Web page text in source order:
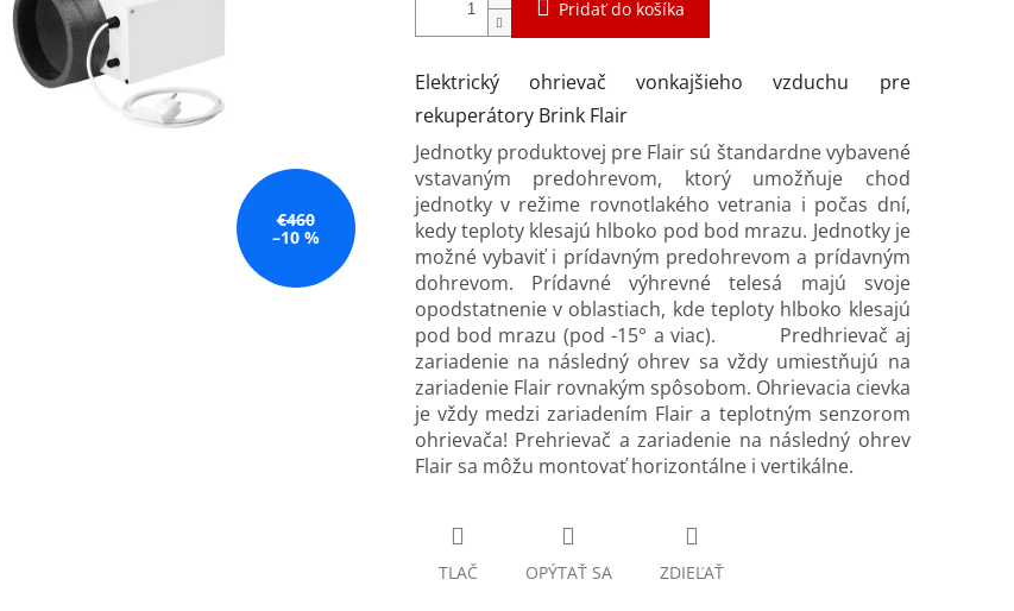
€460
–10 %
Pridať do košíka
Elektrický ohrievač vonkajšieho vzduchu pre
rekuperátory Brink Flair
Jednotky produktovej pre Flair sú štandardne vybavené
vstavaným predohrevom, ktorý umožňuje chod
jednotky v režime rovnotlakého vetrania i počas dní,
kedy teploty klesajú hlboko pod bod mrazu. Jednotky je
možné vybaviť i prídavným predohrevom a prídavným
dohrevom. Prídavné výhrevné telesá majú svoje
opodstatnenie v oblastiach, kde teploty hlboko klesajú
pod bod mrazu (pod -15° a viac). Predhrievač aj
zariadenie na následný ohrev sa vždy umiestňujú na
zariadenie Flair rovnakým spôsobom. Ohrievacia cievka
je vždy medzi zariadením Flair a teplotným senzorom
ohrievača! Prehrievač a zariadenie na následný ohrev
Flair sa môžu montovať horizontálne i vertikálne.
TLAČ OPÝTAŤ SA ZDIEĽAŤ